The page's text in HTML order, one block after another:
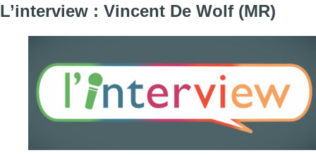
L’interview : Vincent De Wolf (MR)